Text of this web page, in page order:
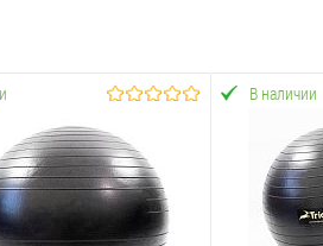
В наличии